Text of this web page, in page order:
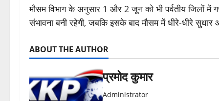
मौसम विभाग के अनुसार 1 और 2 जून को भी पर्वतीय जिलों
संभावना बनी रहेगी, जबकि इसके बाद मौसम में धीरे-धीरे
ABOUT THE AUTHOR
प्रमोद कुमार
Administrator